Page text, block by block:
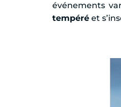
événements
tempéré et